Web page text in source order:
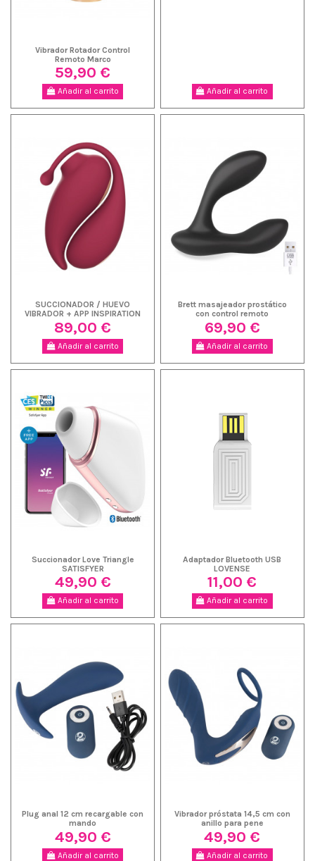
Vibrador Rotador Control
Remoto Marco
59,90 €
Añadir al carrito Añadir al carrito
SUCCIONADOR / HUEVO
VIBRADOR + APP INSPIRATION
89,00 €
Añadir al carrito
Brett masajeador prostático
con control remoto
69,90 €
Añadir al carrito
Succionador Love Triangle
SATISFYER
49,90 €
Añadir al carrito
Adaptador Bluetooth USB
LOVENSE
11,00 €
Añadir al carrito
Plug anal 12 cm recargable con
mando
49,90 €
Añadir al carrito
Vibrador próstata 14,5 cm con
anillo para pene
49,90 €
Añadir al carrito